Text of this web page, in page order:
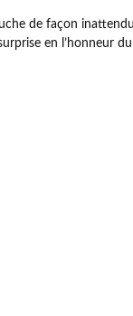
de façon
en l’honneur